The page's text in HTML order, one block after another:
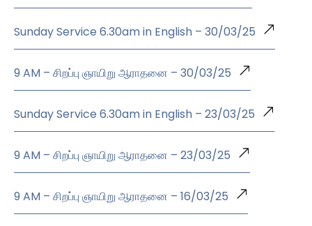
Sunday Service 6.30am in English – 30/03/25
9 AM – சிறப்பு ஞாயிறு ஆராதனை – 30/03/25
Sunday Service 6.30am in English – 23/03/25
9 AM – சிறப்பு ஞாயிறு ஆராதனை – 23/03/25
9 AM – சிறப்பு ஞாயிறு ஆராதனை – 16/03/25